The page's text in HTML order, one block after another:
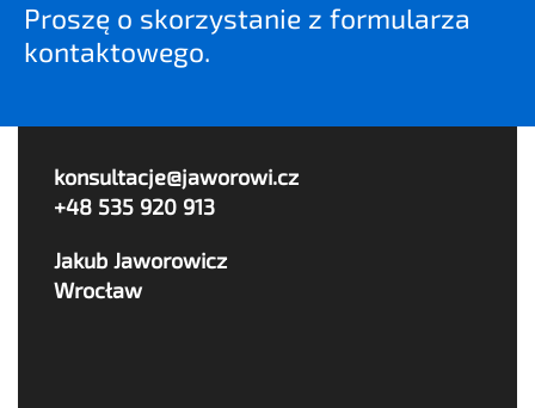
Proszę o skorzystanie z formularza
kontaktowego.
konsultacje@jaworowi.cz
+48 535 920 913
Jakub Jaworowicz
Wrocław